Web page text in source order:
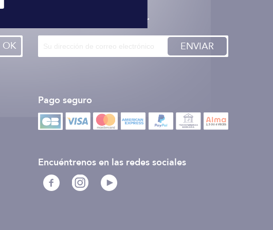
OK
Inscription à la newsletter
ENVIAR
Pago seguro
Encuéntrenos en las redes sociales